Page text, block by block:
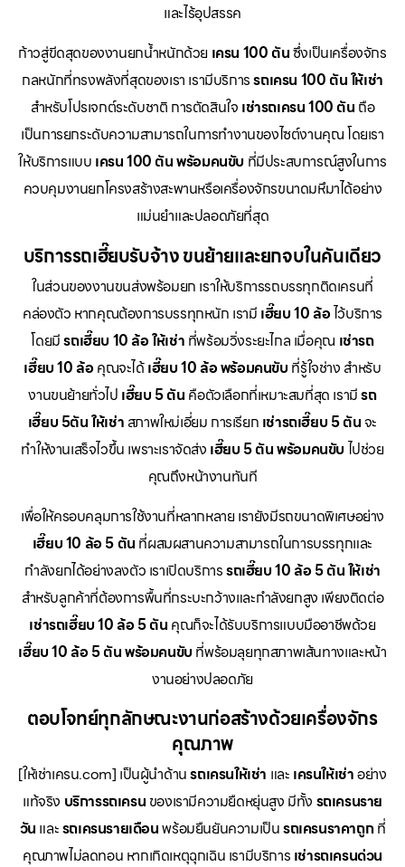
และไร้อุปสรรค
ก้าวสู่ขีดสุดของงานยกน้ำหนักด้วย เครน 100 ตันซึ่งเป็นเครื่องจักร
กลหนักที่ทรงพลังที่สุดของเรา เรามีบริการรถเครน 100 ตัน ให้เช่า
สำหรับโปรเจกต์ระดับชาติ การตัดสินใจ เช่ารถเครน 100 ตัน ถือ
เป็นการยกระดับความสามารถในการทำงานของไซต์งานคุณ โดยเรา
ให้บริการแบบ เครน 100 ตัน พร้อมคนขับ ที่มีประสบการณ์สูงในการ
ควบคุมงานยกโครงสร้างสะพานหรือเครื่องจักรขนาดมหึมาได้อย่าง
แม่นยำและปลอดภัยที่สุด
บริการรถเฮี๊ยบรับจ้าง ขนย้ายและยกจบในคันเดียว
ในส่วนของงานขนส่งพร้อมยก เราให้บริการรถบรรทุกติดเครนที่
คล่องตัว หากคุณต้องการบรรทุกหนัก เรามี เฮี๊ยบ 10 ล้อไว้บริการ
โดยมีรถเฮี๊ยบ 10 ล้อ ให้เช่า ที่พร้อมวิ่งระยะไกล เมื่อคุณ เช่ารถ
เฮี๊ยบ 10 ล้อคุณจะได้เฮี๊ยบ 10 ล้อ พร้อมคนขับ ที่รู้ใจช่าง สำหรับ
งานขนย้ายทั่วไป เฮี๊ยบ 5 ตัน คือตัวเลือกที่เหมาะสมที่สุด เรามีรถ
เฮี๊ยบ 5ตัน ให้เช่า สภาพใหม่เอี่ยม การเรียก เช่ารถเฮี๊ยบ 5 ตันจะ
ทำให้งานเสร็จไวขึ้น เพราะเราจัดส่ง เฮี๊ยบ 5 ตัน พร้อมคนขับ ไปช่วย
คุณถึงหน้างานทันที
เพื่อให้ครอบคลุมการใช้งานที่หลากหลาย เรายังมีรถขนาดพิเศษอย่าง
เฮี๊ยบ 10 ล้อ 5 ตัน ที่ผสมผสานความสามารถในการบรรทุกและ
กำลังยกได้อย่างลงตัว เราเปิดบริการรถเฮี๊ยบ 10 ล้อ 5 ตัน ให้เช่า
สำหรับลูกค้าที่ต้องการพื้นที่กระบะกว้างและกำลังยกสูง เพียงติดต่อ
เช่ารถเฮี๊ยบ 10 ล้อ 5 ตัน คุณก็จะได้รับบริการแบบมืออาชีพด้วย
เฮี๊ยบ 10 ล้อ 5 ตัน พร้อมคนขับ ที่พร้อมลุยทุกสภาพเส้นทางและหน้า
งานอย่างปลอดภัย
ตอบโจทย์ทุกลักษณะงานก่อสร้างด้วยเครื่องจักร
คุณภาพ
[ให้เช่าเครน.com] เป็นผู้นำด้านรถเครนให้เช่า และ เครนให้เช่าอย่าง
แท้จริง บริการรถเครน ของเรามีความยืดหยุ่นสูง มีทั้ง รถเครนราย
วัน และรถเครนรายเดือนพร้อมยืนยันความเป็นรถเครนราคาถูกที่
คุณภาพไม่ลดทอน หากเกิดเหตุฉุกเฉิน เรามีบริการ เช่ารถเครนด่วน